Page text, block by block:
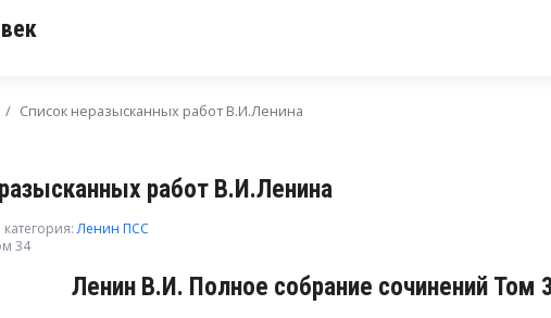
Список неразысканных работ В.И.Ленина
работ В.И.Ленина
категория:Ленин ПСС
34
Ленин В.И. Полное собрание сочинений Том